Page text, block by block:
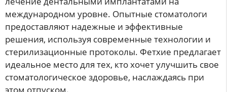
международном уровне. Опытные стоматологи
предоставляют надежные и эффективные
решения, используя современные технологии и
стерилизационные протоколы. Фетхие предлагает
идеальное место для тех, кто хочет улучшить свое
стоматологическое здоровье, наслаждаясь при